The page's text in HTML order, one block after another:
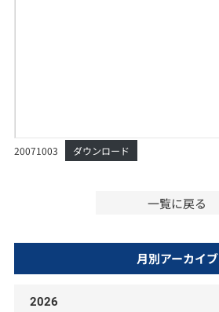
20071003 ダウンロード
一覧に戻る
月別アーカイブ
2026